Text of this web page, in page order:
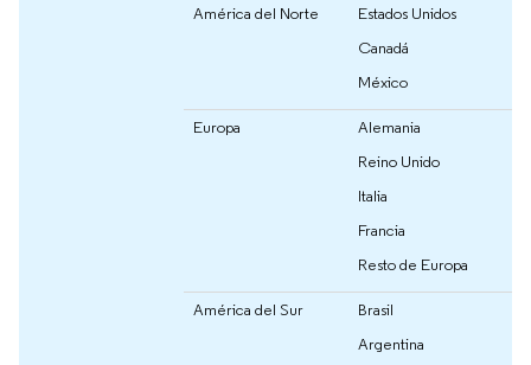
América del Norte
Estados Unidos
Canadá
México
Europa
Alemania
Reino Unido
Italia
Francia
Resto de Europa
América del Sur
Brasil
Argentina